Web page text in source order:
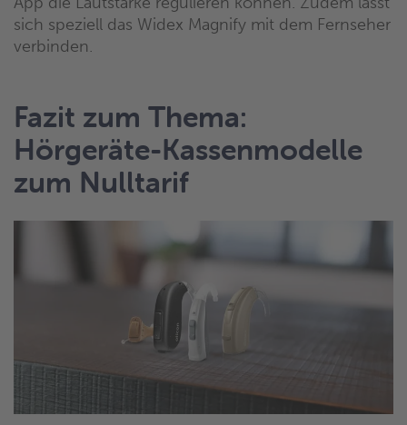
sich speziell das Widex Magnify mit dem Fernseher
verbinden.
Fazit zum Thema:
Hörgeräte-Kassenmodelle
zum Nulltarif